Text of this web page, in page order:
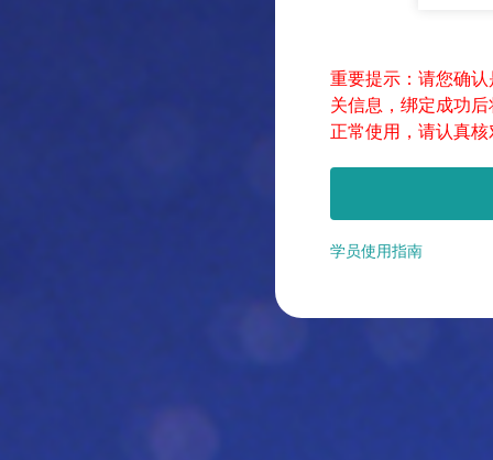
重要提示：请您确
关信息，绑定成功
正常使用，请认真
学员使用指南